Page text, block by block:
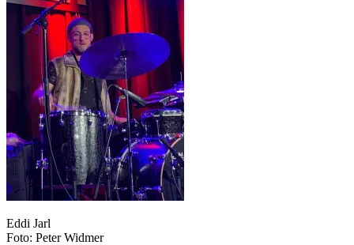
Eddi Jarl
Foto: Peter Widmer